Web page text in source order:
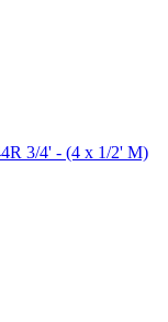
3/4' - (4 x 1/2' M)